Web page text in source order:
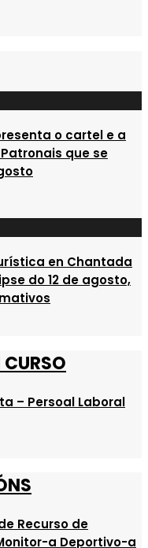
o cartel e a
que se
en Chantada
do 12 de agosto,
– Persoal Laboral
Recurso de
a Deportivo-a